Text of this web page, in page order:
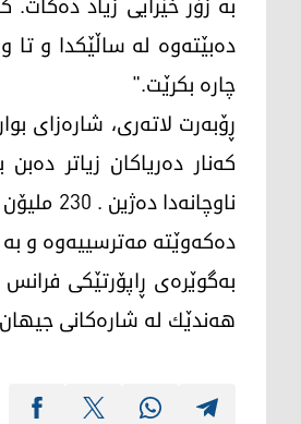
ده‌بێته‌وه‌ له‌ ساڵێكدا و
چاره‌ بكرێت."
ڕۆبه‌رت لاته‌ری، شارەزای
كه‌نار ده‌ریاكان زیاتر
ده‌كه‌وێته‌ مه‌ترسییه‌وه‌ و به‌ به‌رزبوونه‌وه‌ی 10 مه‌تر
به‌گوێره‌ی ڕاپۆرتێكی
هه‌ندێك له‌ شاره‌كانی